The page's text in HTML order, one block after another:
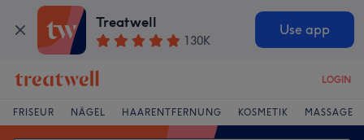
Treatwell
130K
Use app
LOGIN
FRISEUR NÄGEL HAARENTFERNUNG KOSMETIK MASSAGE